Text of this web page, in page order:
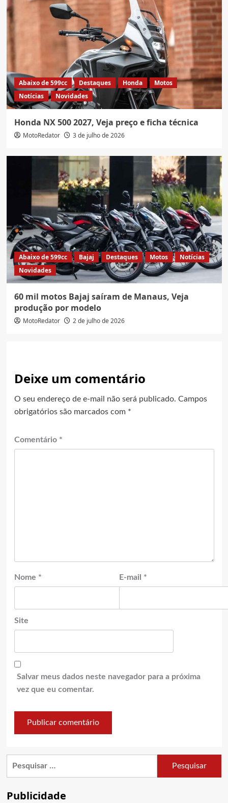
Abaixo de 599cc Destaques Honda
Motos
Notícias
Novidades
Honda NX 500 2027, Veja preço e ficha técnica
MotoRedator 3 de julho de 2026
Abaixo de 599cc Bajaj Destaques Motos
Notícias
Novidades
60 mil motos Bajaj saíram de Manaus, Veja
produção por modelo
MotoRedator 2 de julho de 2026
Deixe um comentário
O seu endereço de e-mail não será publicado. Campos
obrigatórios são marcados com *
Comentário *
Nome * E-mail *
Site
Salvar meus dados neste navegador para a próxima
vez que eu comentar.
Publicidade